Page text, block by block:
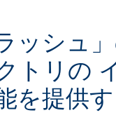
ッシュ
トリの
を提供